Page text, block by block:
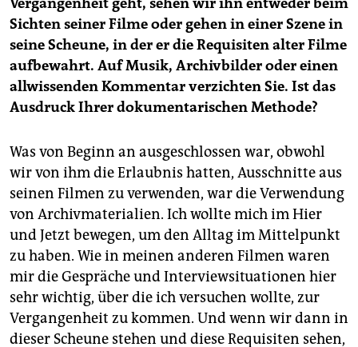
Sichten seiner Filme oder gehen in einer Szene in
seine Scheune, in der er die Requisiten alter Filme
aufbewahrt. Auf Musik, Archivbilder oder einen
allwissenden Kommentar verzichten Sie. Ist das
Ausdruck Ihrer dokumentarischen Methode?
Was von Beginn an ausgeschlossen war, obwohl
wir von ihm die Erlaubnis hatten, Ausschnitte aus
seinen Filmen zu verwenden, war die Verwendung
von Archivmaterialien. Ich wollte mich im Hier
und Jetzt bewegen, um den Alltag im Mittelpunkt
zu haben. Wie in meinen anderen Filmen waren
mir die Gespräche und Interviewsituationen hier
sehr wichtig, über die ich versuchen wollte, zur
Vergangenheit zu kommen. Und wenn wir dann in
dieser Scheune stehen und diese Requisiten sehen,